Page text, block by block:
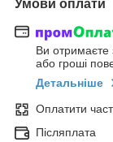
Умови оплати
Ви отримаєте
або гроші
Детальніше
Оплатити
Післяплата